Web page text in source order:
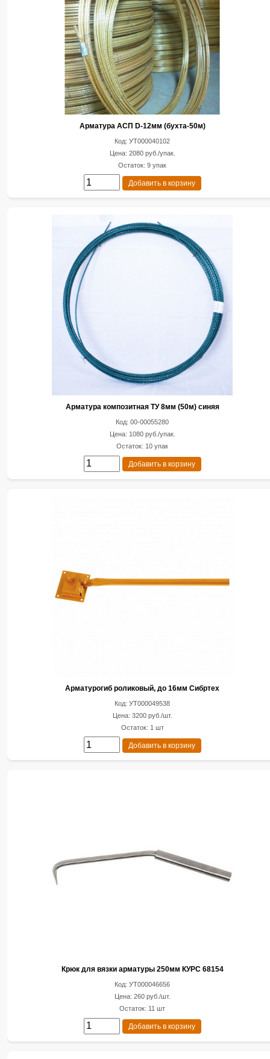
Арматура АСП D-12мм (бухта-50м)
Код: УТ000040102
Цена: 2080 руб./упак.
Остаток: 9 упак
Добавить в корзину
Арматура композитная ТУ 8мм (50м) синяя
Код: 00-00055280
Цена: 1080 руб./упак.
Остаток: 10 упак
Добавить в корзину
Арматурогиб роликовый, до 16мм Сибртех
Код: УТ000049538
Цена: 3200 руб./шт.
Остаток: 1 шт
Добавить в корзину
Крюк для вязки арматуры 250мм КУРС 68154
Код: УТ000046656
Цена: 260 руб./шт.
Остаток: 11 шт
Добавить в корзину